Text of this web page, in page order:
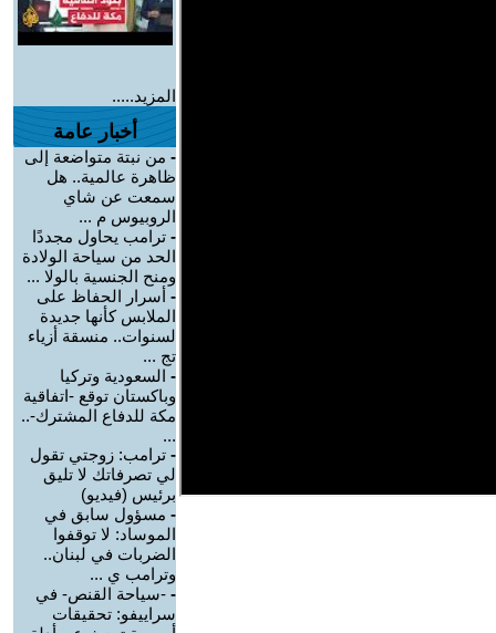
المزيد.....
أخبار عامة
- من نبتة متواضعة إلى
ظاهرة عالمية.. هل
سمعت عن شاي
الروبيوس م ...
- ترامب يحاول مجددًا
الحد من سياحة الولادة
ومنح الجنسية بالولا ...
- أسرار الحفاظ على
الملابس كأنها جديدة
لسنوات.. منسقة أزياء
تج ...
- السعودية وتركيا
وباكستان توقع -اتفاقية
مكة للدفاع المشترك-..
...
- ترامب: زوجتي تقول
لي تصرفاتك لا تليق
برئيس (فيديو)
- مسؤول سابق في
الموساد: لا توقفوا
الضربات في لبنان..
وترامب ي ...
- -سياحة القنص- في
سراييفو: تحقيقات